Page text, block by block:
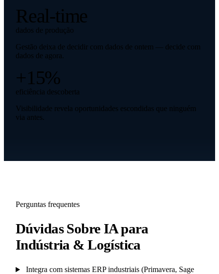
Real-time
dados de produção
Gestão deixa de decidir com dados de ontem — decide com
dados de agora.
+15%
eficiência descoberta
Visibilidade revela oportunidades escondidas que ninguém
via antes.
Perguntas frequentes
Dúvidas Sobre IA para
Indústria & Logística
Integra com sistemas ERP industriais (Primavera, Sage